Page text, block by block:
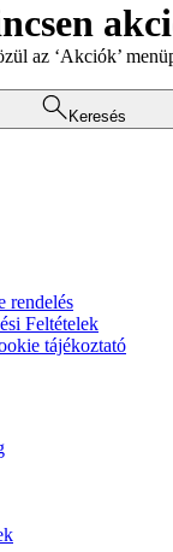
az ‘Akciók’
Keresés
rendelés
Feltételek
tájékoztató